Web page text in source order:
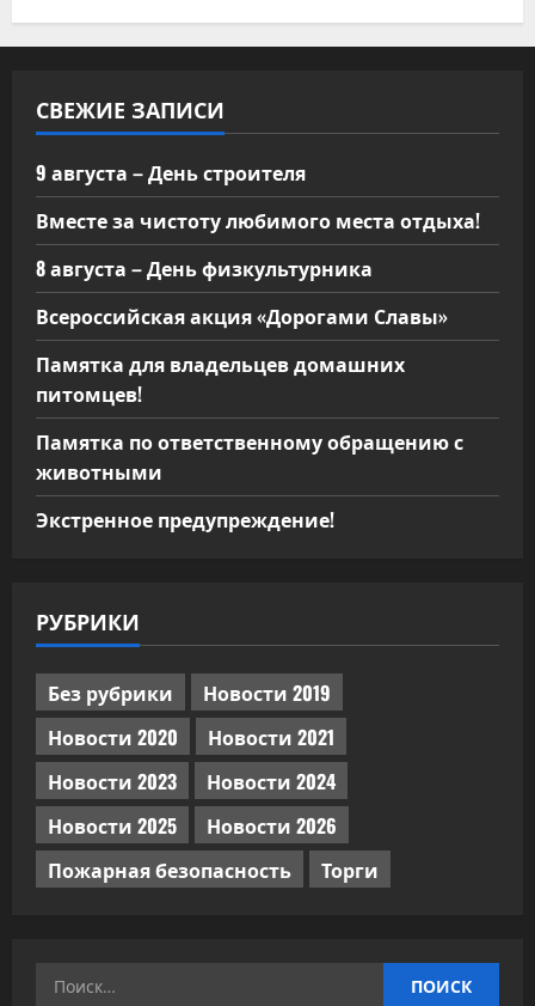
СВЕЖИЕ ЗАПИСИ
9 августа – День строителя
Вместе за чистоту любимого места отдыха!
8 августа – День физкультурника
Всероссийская акция «Дорогами Славы»
Памятка для владельцев домашних
питомцев!
Памятка по ответственному обращению с
животными
Экстренное предупреждение!
РУБРИКИ
Без рубрики
Новости 2019
Новости 2020
Новости 2021
Новости 2023
Новости 2024
Новости 2025
Новости 2026
Пожарная безопасность
Торги
Найти: